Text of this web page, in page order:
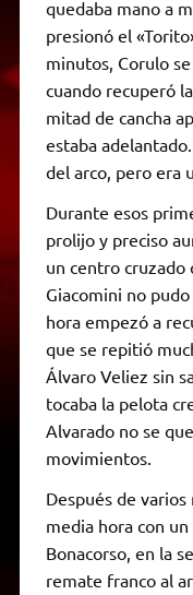
quedaba mano a
presionó el
minutos, Corulo
cuando recuperó
mitad de cancha
estaba
del arco, pero era
Durante esos
prolijo y preciso
un centro cruzado
Giacomini no
hora empezó a
que se repitió
Álvaro Veliez sin
tocaba la pelota
Alvarado no se
movimientos.
Después de
media hora con
Bonacorso, en la
remate franco al